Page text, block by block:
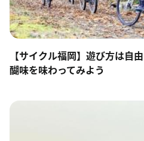
【サイクル福岡】遊び方は自
醐味を味わってみよう